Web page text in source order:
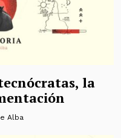
la
Alba